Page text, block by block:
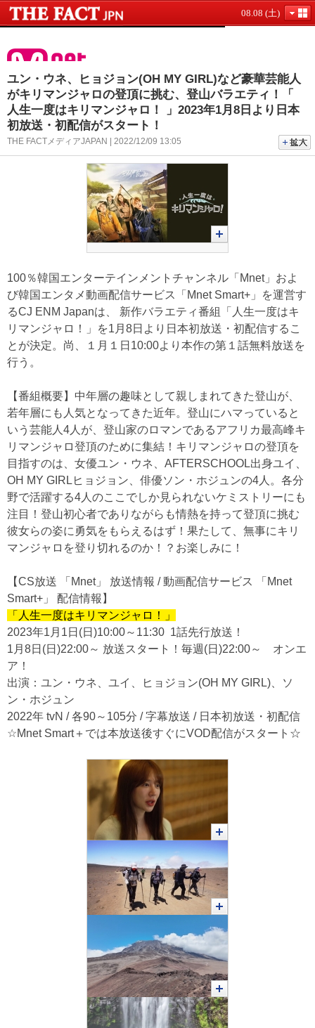
08.08 (土)
ユン・ウネ、ヒョジョン(OH MY GIRL)など豪華芸能人
がキリマンジャロの登頂に挑む、登山バラエティ！「
人生一度はキリマンジャロ！ 」2023年1月8日より日本
初放送・初配信がスタート！
THE FACTメディアJAPAN | 2022/12/09 13:05
100％韓国エンターテインメントチャンネル「Mnet」およ
び韓国エンタメ動画配信サービス「Mnet Smart+」を運営す
るCJ ENM Japanは、 新作バラエティ番組「人生一度はキ
リマンジャロ！」を1月8日より日本初放送・初配信するこ
とが決定。尚、１月１日10:00より本作の第１話無料放送を
行う。
【番組概要】中年層の趣味として親しまれてきた登山が、
若年層にも人気となってきた近年。登山にハマっていると
いう芸能人4人が、登山家のロマンであるアフリカ最高峰キ
リマンジャロ登頂のために集結！キリマンジャロの登頂を
目指すのは、女優ユン・ウネ、AFTERSCHOOL出身ユイ、
OH MY GIRLヒョジョン、俳優ソン・ホジュンの4人。各分
野で活躍する4人のここでしか見られないケミストリーにも
注目！登山初心者でありながらも情熱を持って登頂に挑む
彼女らの姿に勇気をもらえるはず！果たして、無事にキリ
マンジャロを登り切れるのか！？お楽しみに！
【CS放送 「Mnet」 放送情報 / 動画配信サービス 「Mnet
Smart+」 配信情報】
「人生一度はキリマンジャロ！」
2023年1月1日(日)10:00～11:30 1話先行放送！
1月8日(日)22:00～ 放送スタート！毎週(日)22:00～ オンエ
ア！
出演：ユン・ウネ、ユイ、ヒョジョン(OH MY GIRL)、ソ
ン・ホジュン
2022年 tvN / 各90～105分 / 字幕放送 / 日本初放送・初配信
☆Mnet Smart＋では本放送後すぐにVOD配信がスタート☆